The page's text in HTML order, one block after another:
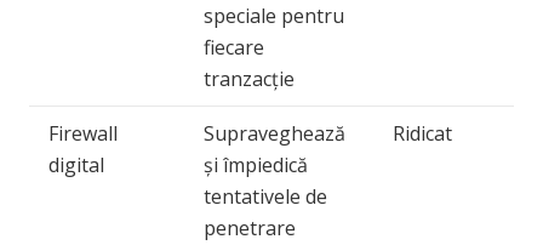
speciale pentru
fiecare
tranzacție
Firewall
digital
Supraveghează
și împiedică
tentativele de
penetrare
Ridicat